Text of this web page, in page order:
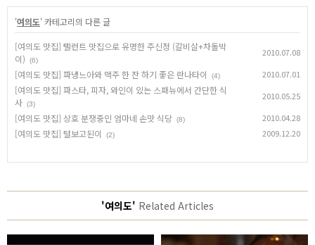
'여의도' 카테고리의 다른 글
[여의도 맛집] 탤런트 맛집으로 유명한 주신정 (갈비살+차돌박
이)
(6)
2010.07.08
[여의도 맛집] 파냉느아와 맥주 한 잔 하기 좋은 란나타이 (4) 2010.07.01
[여의도 맛집] 파스타, 피자, 와인이 있는 스패뉴에서 간단한 식
사 (3)
2010.05.25
[여의도 맛집] 상호 분쟁중인 엄마네 손맛 식당 (8) 2010.04.28
[여의도 맛집] 털보고된이 (2) 2009.12.20
'여의도' Related Articles